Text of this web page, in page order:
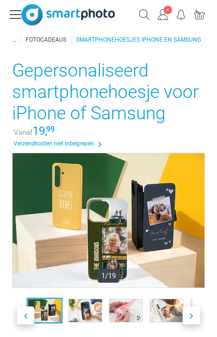
FOTOCADEAUS SMARTPHONEHOESJES IPHONE EN SAMSUNG
Gepersonaliseerd
smartphonehoesje voor
iPhone of Samsung
Vanaf19,99
Verzendkosten niet inbegrepen
1/19